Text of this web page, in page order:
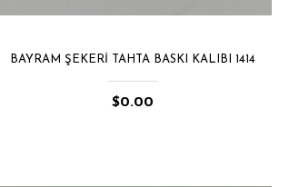
BAYRAM ŞEKERI TAHTA BASKI KALIBI 1414
$0.00